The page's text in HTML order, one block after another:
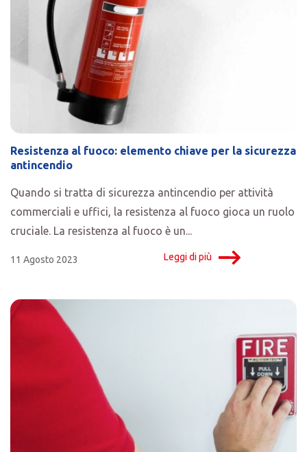
Resistenza al fuoco: elemento chiave per la sicurezza
antincendio
Quando si tratta di sicurezza antincendio per attività
commerciali e uffici, la resistenza al fuoco gioca un ruolo
cruciale. La resistenza al fuoco è un...
11 Agosto 2023 Leggi di più